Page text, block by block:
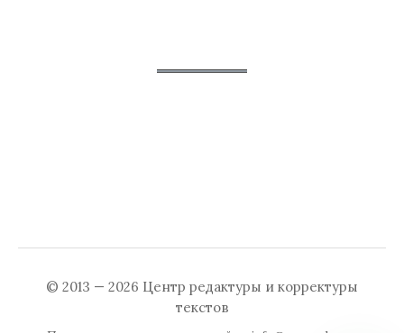
© 2013 — 2026 Центр редактуры и корректуры
текстов